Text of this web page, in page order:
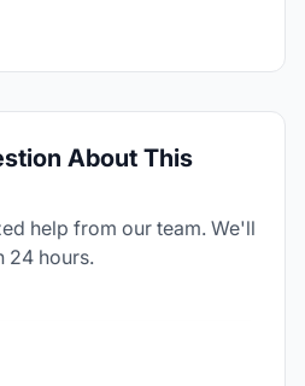
About This
help from our team. We'll
24 hours.